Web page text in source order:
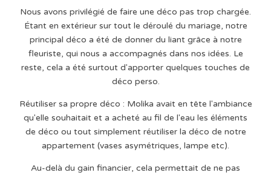
Nous avons privilégié de faire une déco pas trop chargée.
Étant en extérieur sur tout le déroulé du mariage, notre
principal déco a été de donner du liant grâce à notre
fleuriste, qui nous a accompagnés dans nos idées. Le
reste, cela a été surtout d'apporter quelques touches de
déco perso.
Réutiliser sa propre déco : Molika avait en tête l'ambiance
qu'elle souhaitait et a acheté au fil de l'eau les éléments
de déco ou tout simplement réutiliser la déco de notre
appartement (vases asymétriques, lampe etc).
Au-delà du gain financier, cela permettait de ne pas